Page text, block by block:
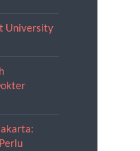
University